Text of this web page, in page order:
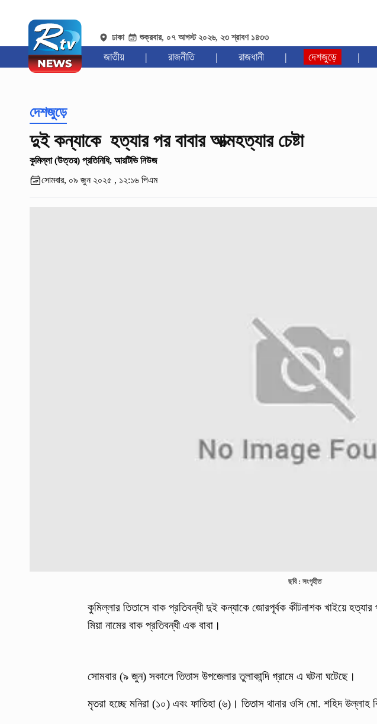
ঢাকা শুক্রবার, ০৭ আগস্ট ২০২৬, ২৩ শ্রাবণ ১৪৩৩
জাতীয় | রাজনীতি | রাজধানী | দেশজুড়ে |
দেশজুড়ে
দুই কন্যাকে হত্যার পর বাবার আত্মহত্যার চেষ্টা
কুমিল্লা (উত্তর) প্রতিনিধি, আরটিভি নিউজ
সোমবার, ০৯ জুন ২০২৫ , ১২:১৬ পিএম
ছবি : সংগৃহীত
কুমিল্লার তিতাসে বাক প্রতিবন্ধী দুই কন্যাকে জোরপূর্বক কীটনাশক খাইয়ে হত্যার
মিয়া নামের বাক প্রতিবন্ধী এক বাবা।
সোমবার (৯ জুন) সকালে তিতাস উপজেলার তুলাকান্দি গ্রামে এ ঘটনা ঘটেছে।
মৃতরা হচ্ছে মনিরা (১০) এবং ফাতিহা (৬)। তিতাস থানার ওসি মো. শহিদ উল্লাহ